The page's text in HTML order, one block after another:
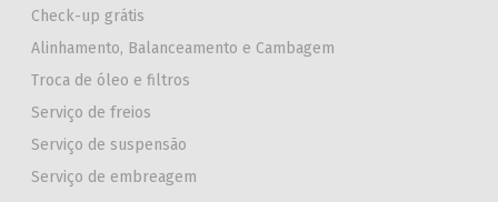
Check-up grátis
Alinhamento, Balanceamento e Cambagem
Troca de óleo e filtros
Serviço de freios
Serviço de suspensão
Serviço de embreagem